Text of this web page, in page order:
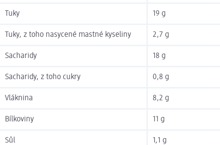
Tuky 19 g
Tuky, z toho nasycené mastné kyseliny 2,7 g
Sacharidy 18 g
Sacharidy, z toho cukry 0,8 g
Vláknina 8,2 g
Bílkoviny 11 g
Sůl 1,1 g